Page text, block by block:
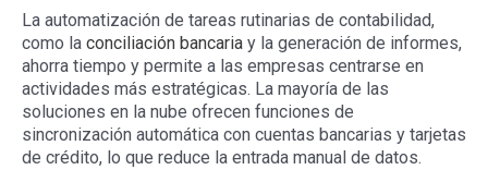
La automatización de tareas rutinarias de contabilidad,
como la conciliación bancaria y la generación de informes,
ahorra tiempo y permite a las empresas centrarse en
actividades más estratégicas. La mayoría de las
soluciones en la nube ofrecen funciones de
sincronización automática con cuentas bancarias y tarjetas
de crédito, lo que reduce la entrada manual de datos.